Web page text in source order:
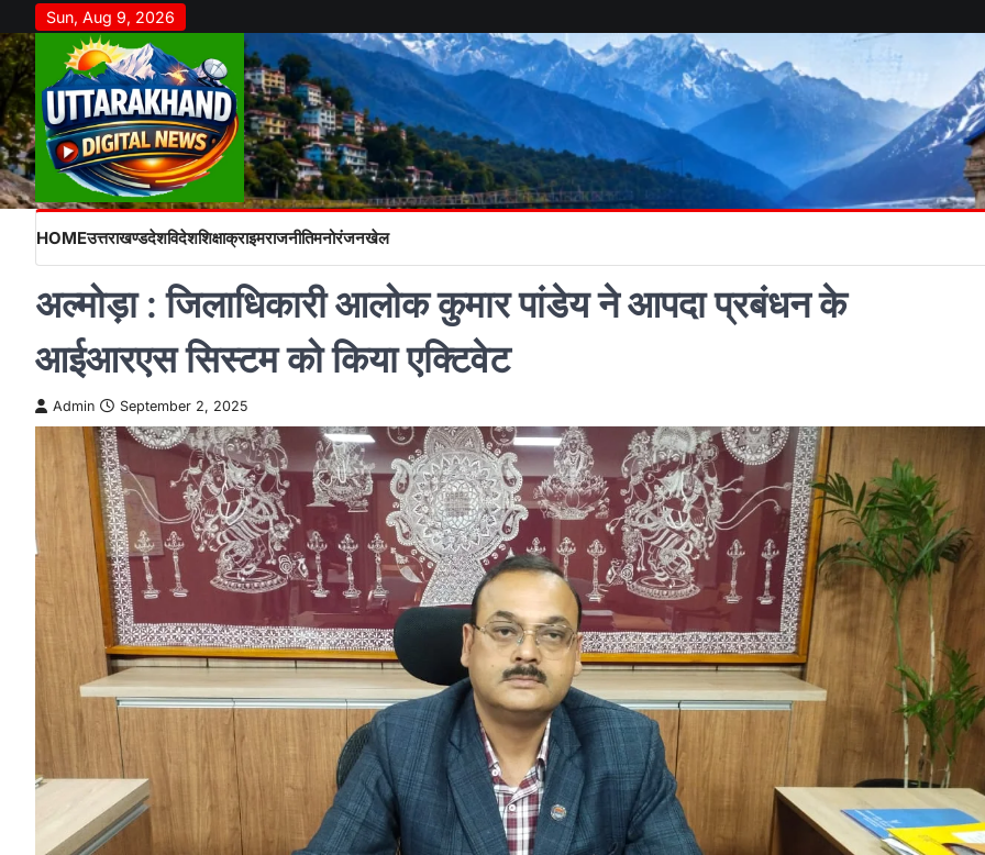
to
content
Sun, Aug 9, 2026
HOMEउत्तराखण्डदेशविदेशशिक्षाक्राइमराजनीतिमनोरंजनखेल
अल्मोड़ा : जिलाधिकारी आलोक कुमार पांडेय ने आपदा प्रबंधन के
आईआरएस सिस्टम को किया एक्टिवेट
Admin September 2, 2025